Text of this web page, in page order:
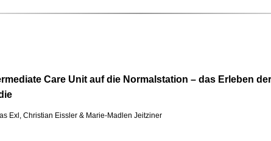
Care Unit auf die Normalstation – das Erleben
Exl, Christian Eissler & Marie-Madlen Jeitziner